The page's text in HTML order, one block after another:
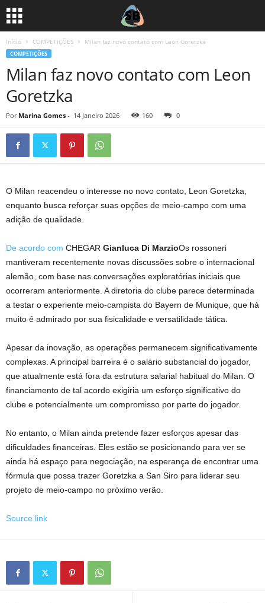
Início COMPETIÇÕES Milan faz novo contato com Leon Goretzka
COMPETIÇÕES
Milan faz novo contato com Leon
Goretzka
Por Marina Gomes - 14 Janeiro 2026 160 0
O Milan reacendeu o interesse no novo contato, Leon Goretzka,
enquanto busca reforçar suas opções de meio-campo com uma
adição de qualidade.
De acordo com CHEGAR Gianluca Di MarzioOs rossoneri
mantiveram recentemente novas discussões sobre o internacional
alemão, com base nas conversações exploratórias iniciais que
ocorreram anteriormente. A diretoria do clube parece determinada
a testar o experiente meio-campista do Bayern de Munique, que há
muito é admirado por sua fisicalidade e versatilidade tática.
Apesar da inovação, as operações permanecem significativamente
complexas. A principal barreira é o salário substancial do jogador,
que atualmente está fora da estrutura salarial habitual do Milan. O
financiamento de tal acordo exigiria um esforço significativo do
clube e potencialmente um compromisso por parte do jogador.
No entanto, o Milan ainda pretende fazer esforços apesar das
dificuldades financeiras. Eles estão se posicionando para ver se
ainda há espaço para negociação, na esperança de encontrar uma
fórmula que possa trazer Goretzka a San Siro para liderar seu
projeto de meio-campo no próximo verão.
Source link